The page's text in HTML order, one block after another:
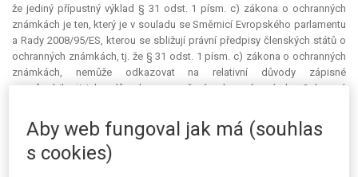
že jediný přípustný výklad § 31 odst. 1 písm. c) zákona o ochranných
známkách je ten, který je v souladu se Směrnicí Evropského parlamentu
a Rady 2008/95/ES, kterou se sbližují právní předpisy členských států o
ochranných známkách, tj. že § 31 odst. 1 písm. c) zákona o ochranných
známkách, nemůže odkazovat na relativní důvody zápisné
nezpůsobilosti jako důvody pro zrušení ochranné známky. Ochranná
zaměnitelnosti s jiným označením. Ochranné známky slouží primárně k
ochraně specifických práv jejích vlastníků, jejichž duševní činností
většinou vznikly. Případné dobré jméno označení žalobce je tedy v této
věci irelevantní, neboť nejde o srovnávání napadené ochranné známky a
Aby web fungoval jak má (souhlas
s cookies)